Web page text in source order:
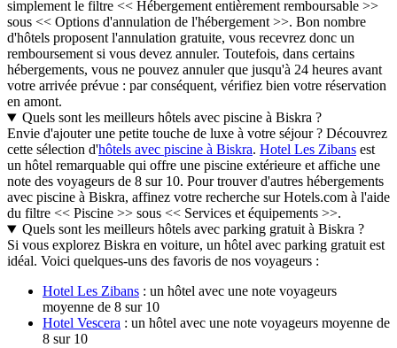
simplement le filtre << Hébergement entièrement remboursable >>
sous << Options d'annulation de l'hébergement >>. Bon nombre
d'hôtels proposent l'annulation gratuite, vous recevrez donc un
remboursement si vous devez annuler. Toutefois, dans certains
hébergements, vous ne pouvez annuler que jusqu'à 24 heures avant
votre arrivée prévue : par conséquent, vérifiez bien votre réservation
en amont.
Quels sont les meilleurs hôtels avec piscine à Biskra ?
Envie d'ajouter une petite touche de luxe à votre séjour ? Découvrez
cette sélection d'hôtels avec piscine à Biskra. Hotel Les Zibans est
un hôtel remarquable qui offre une piscine extérieure et affiche une
note des voyageurs de 8 sur 10. Pour trouver d'autres hébergements
avec piscine à Biskra, affinez votre recherche sur Hotels.com à l'aide
du filtre << Piscine >> sous << Services et équipements >>.
Quels sont les meilleurs hôtels avec parking gratuit à Biskra ?
Si vous explorez Biskra en voiture, un hôtel avec parking gratuit est
idéal. Voici quelques-uns des favoris de nos voyageurs :
Hotel Les Zibans : un hôtel avec une note voyageurs
moyenne de 8 sur 10
Hotel Vescera : un hôtel avec une note voyageurs moyenne de
8 sur 10